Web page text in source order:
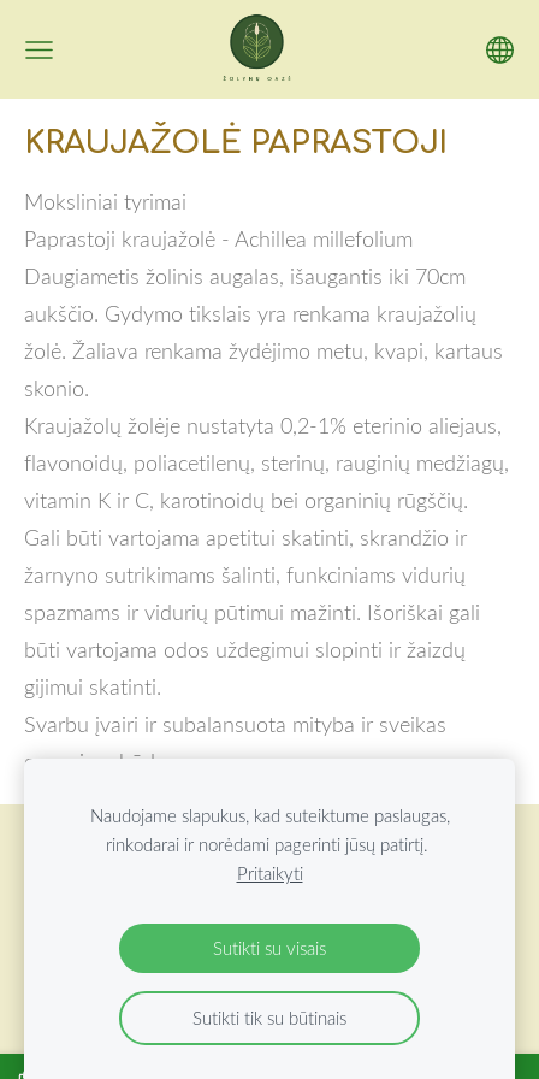
KRAUJAŽOLĖ PAPRASTOJI
Moksliniai tyrimai
Paprastoji kraujažolė - Achillea millefolium
Daugiametis žolinis augalas, išaugantis iki 70cm
aukščio. Gydymo tikslais yra renkama kraujažolių
žolė. Žaliava renkama žydėjimo metu, kvapi, kartaus
skonio.
Kraujažolų žolėje nustatyta 0,2-1% eterinio aliejaus,
flavonoidų, poliacetilenų, sterinų, rauginių medžiagų,
vitamin K ir C, karotinoidų bei organinių rūgščių.
Gali būti vartojama apetitui skatinti, skrandžio ir
žarnyno sutrikimams šalinti, funkciniams vidurių
spazmams ir vidurių pūtimui mažinti. Išoriškai gali
būti vartojama odos uždegimui slopinti ir žaizdų
gijimui skatinti.
Svarbu įvairi ir subalansuota mityba ir sveikas
gyvenimo būdas.
Slapukai
2026 ŽOLYNŲ OAZĖ VISOS TEISĖS SAUGOMOS
Naudojame slapukus, kad suteiktume paslaugas,
rinkodarai ir norėdami pagerinti jūsų patirtį.
Pritaikyti
Sutikti su visais
Sutikti tik su būtinais